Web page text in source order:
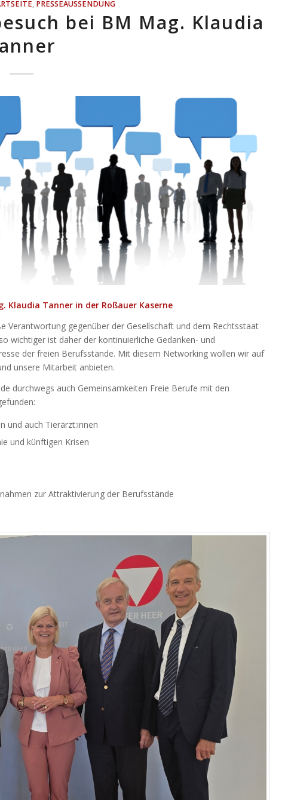
, PRESSEAUSSENDUNG
bei BM Mag. Klaudia
Klaudia Tanner in der Roßauer Kaserne
gegenüber der Gesellschaft und dem Rechtsstaat
wichtiger ist daher der kontinuierliche Gedanken- und
der freien Berufsstände. Mit diesem Networking wollen wir auf
unsere Mitarbeit anbieten.
durchwegs auch Gemeinsamkeiten Freie Berufe mit den
und auch Tierärzt:innen
und künftigen Krisen
zur Attraktivierung der Berufsstände